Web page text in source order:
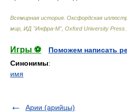
Всемирная история. Оксфордская
мир, ИД "Инфра-М", Oxford University Press
Игры ⚽
Поможем написать
Синонимы:
имя
Арии (арийцы)